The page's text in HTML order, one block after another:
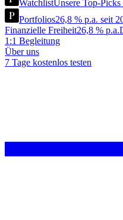
WatchlistUnsere Top-
Portfolios26,8 % p.a. seit
Finanzielle Freiheit26,8 % p.a.
1:1 Begleitung
Über uns
7 Tage kostenlos testen